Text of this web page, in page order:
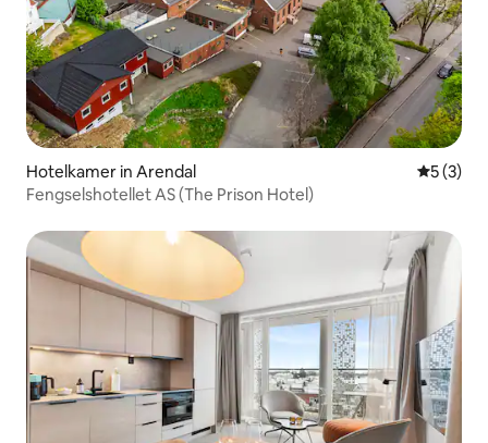
Hotelkamer in Arendal
5 (3)
Fengselshotellet AS (The Prison Hotel)